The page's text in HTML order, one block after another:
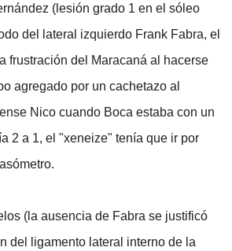
(lesión grado 1 en el sóleo
del lateral izquierdo Frank Fabra, el
frustración del Maracaná al hacerse
agregado por un cachetazo al
Nico cuando Boca estaba con un
2 a 1, el "xeneize" tenía que ir por
(la ausencia de Fabra se justificó
del ligamento lateral interno de la